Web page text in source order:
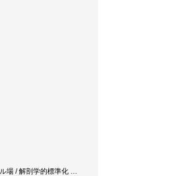
場 / 解剖学的標準化 …